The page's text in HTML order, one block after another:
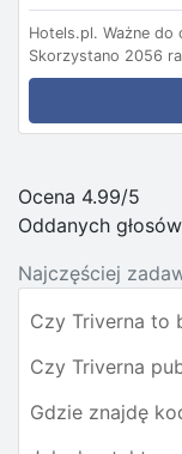
Hotels.pl. Ważne do
Skorzystano 2056
Ocena 4.99/5
Oddanych
Najczęściej
Czy Triverna to
Czy Triverna
Gdzie znajdę